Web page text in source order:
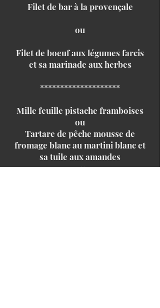
Filet de bar à la provençale
ou
Filet de boeuf aux légumes farcis
et sa marinade aux herbes
********************
Mille feuille pistache framboises
ou
Tartare de pêche mousse de
fromage blanc au martini blanc et
sa tuile aux amandes
ou